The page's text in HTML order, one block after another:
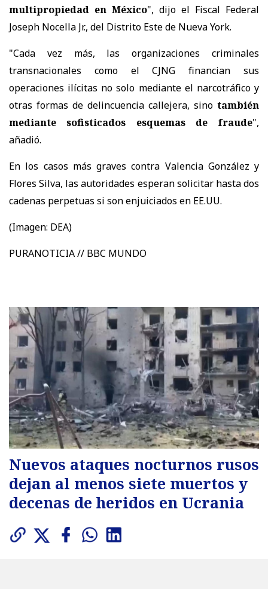
multipropiedad en México", dijo el Fiscal Federal
Joseph Nocella Jr., del Distrito Este de Nueva York.
"Cada vez más, las organizaciones criminales
transnacionales como el CJNG financian sus
operaciones ilícitas no solo mediante el narcotráfico y
otras formas de delincuencia callejera, sino también
mediante sofisticados esquemas de fraude",
añadió.
En los casos más graves contra Valencia González y
Flores Silva, las autoridades esperan solicitar hasta dos
cadenas perpetuas si son enjuiciados en EE.UU.
(Imagen: DEA)
PURANOTICIA // BBC MUNDO
Nuevos ataques nocturnos rusos
dejan al menos siete muertos y
decenas de heridos en Ucrania